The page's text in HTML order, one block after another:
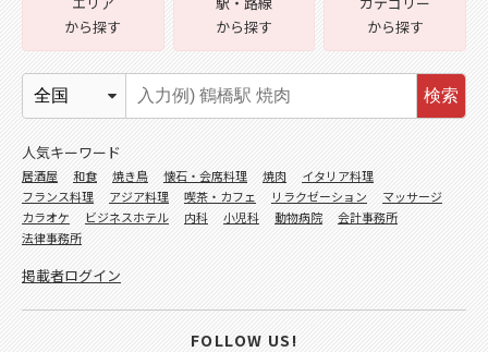
から探す
から探す
から探す
検索
人気キーワード
居酒屋 和食 焼き鳥 懐石・会席料理 焼肉
イタリア料理
フランス料理
アジア料理 喫茶・カフェ リラクゼーション
マッサージ
カラオケ
ビジネスホテル 内科 小児科 動物病院
会計事務所
法律事務所
掲載者ログイン
FOLLOW US!